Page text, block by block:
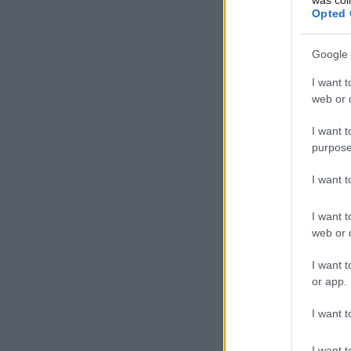
Opted
Google
I want
web or
I want
I want
I want
web or
I want
or app.
I want